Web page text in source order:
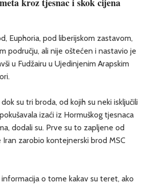
Euphoria, pod liberijskom zastavom,
području, ali nije oštećen i nastavio je
u Fudžairu u Ujedinjenim Arapskim
su tri broda, od kojih su neki isključili
izaći iz Hormuškog tjesnaca
dodali su. Prve su to zapljene od
zarobio kontejnerski brod MSC
o tome kakav su teret, ako